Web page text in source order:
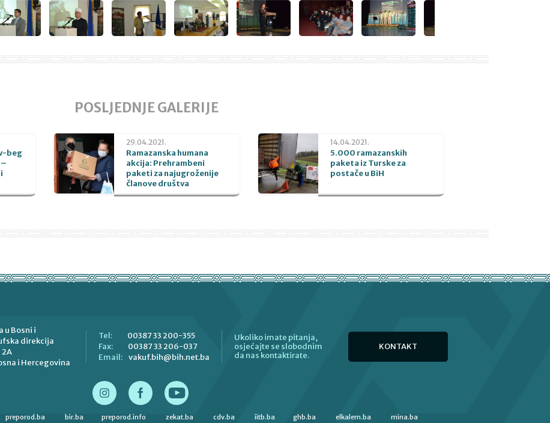
POSLJEDNJE GALERIJE
beg
29.04.2021.
Ramazanska humana
akcija: Prehrambeni
paketi za najugroženije
članove društva
14.04.2021.
5.000 ramazanskih
paketa iz Turske za
postače u BiH
u Bosni i
direkcija
i Hercegovina
Tel:
00387 33 200-355
Fax:
00387 33 206-037
Email:
vakuf.bih@bih.net.ba
Ukoliko imate pitanja,
osjećajte se slobodnim
da nas kontaktirate.
KONTAKT
preporod.ba bir.ba preporod.info zekat.ba cdv.ba iitb.ba ghb.ba elkalem.ba mina.ba